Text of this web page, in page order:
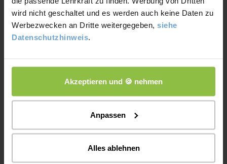
wird nicht geschaltet und es werden auch keine Daten zu
Werbezwecken an Dritte weitergegeben, siehe
Datenschutzhinweis.
Akzeptieren und 🍪 nehmen
Anpassen
Alles ablehnen
haben sich bei mind. 4 Einheiten um 1-2 Noten